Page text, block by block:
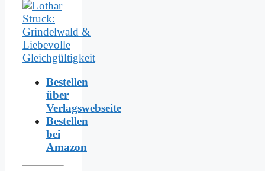
Bestellen
über
Verlagswebseite
Bestellen
bei
Amazon